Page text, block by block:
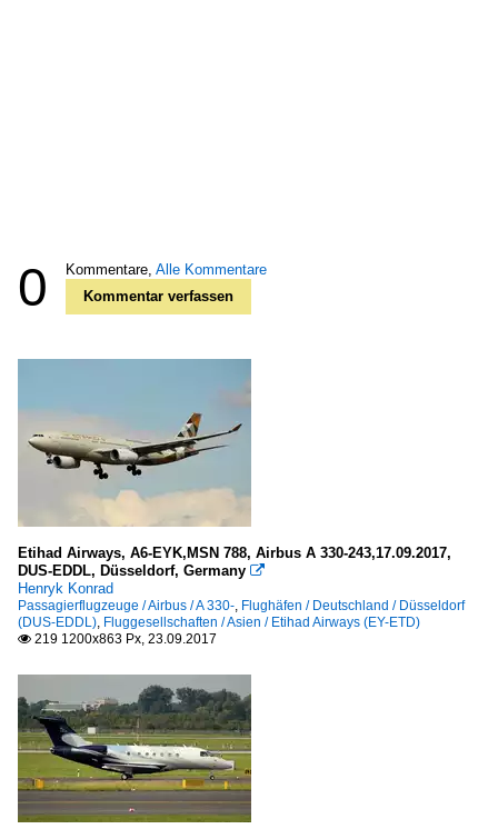
0 Kommentare, Alle Kommentare
Kommentar verfassen
Etihad Airways, A6-EYK,MSN 788, Airbus A 330-243,17.09.2017,
DUS-EDDL, Düsseldorf, Germany 
Henryk Konrad
Passagierflugzeuge / Airbus / A 330-, Flughäfen / Deutschland / Düsseldorf
(DUS-EDDL), Fluggesellschaften / Asien / Etihad Airways (EY-ETD)
 219 1200x863 Px, 23.09.2017